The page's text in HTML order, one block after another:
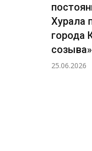
Хурала
города
созыва»
25.06.2026